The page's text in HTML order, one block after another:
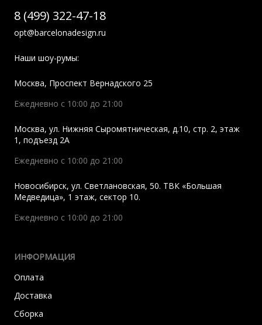
8 (499) 322-47-18
opt@barcelonadesign.ru
Наши шоу-румы:
Москва, Проспект Вернадского 25
Ежедневно с 10:00 до 21:00
Москва, ул. Нижняя Сыромятническая, д.10, стр. 2, этаж
1, подъезд 2A
Ежедневно с 10:00 до 21:00
Новосибирск, ул. Светлановская, 50. ТВК «Большая
Медведица», 1 этаж, сектор 10.
Ежедневно с 10:00 до 21:00
ИНФОРМАЦИЯ
Оплата
Доставка
Сборка